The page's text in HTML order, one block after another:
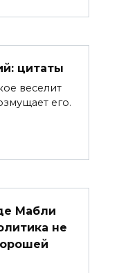
цитаты
веселит
его.
Мабли
не